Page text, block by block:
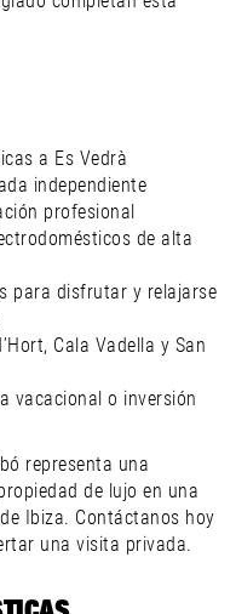
a Es Vedrà
independiente
profesional
de alta
para disfrutar y relajarse
Cala Vadella y San
vacacional o inversión
representa una
de lujo en una
Ibiza. Contáctanos hoy
una visita privada.